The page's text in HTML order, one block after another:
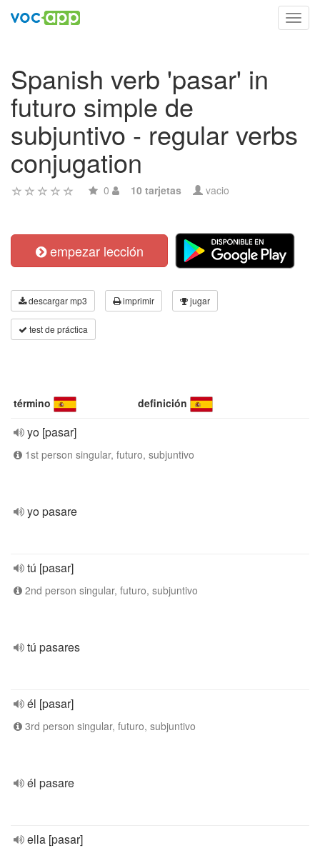
Spanish verb 'pasar' in
futuro simple de
subjuntivo - regular verbs
conjugation
0 10 tarjetas vacio
empezar lección
descargar mp3 imprimir jugar
test de práctica
término definición
yo [pasar]
1st person singular, futuro, subjuntivo
yo pasare
tú [pasar]
2nd person singular, futuro, subjuntivo
tú pasares
él [pasar]
3rd person singular, futuro, subjuntivo
él pasare
ella [pasar]